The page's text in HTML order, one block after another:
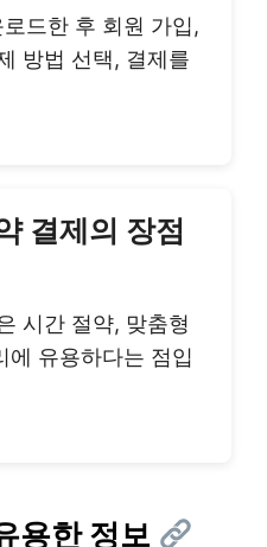
드한 후 회원 가입,
방법 선택, 결제를
결제의 장점
시간 절약, 맞춤형
에 유용하다는 점입
용한 정보